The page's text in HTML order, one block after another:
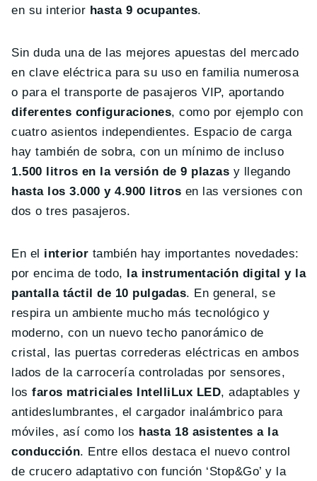
en su interior hasta 9 ocupantes.
Sin duda una de las mejores apuestas del mercado
en clave eléctrica para su uso en familia numerosa
o para el transporte de pasajeros VIP, aportando
diferentes configuraciones, como por ejemplo con
cuatro asientos independientes. Espacio de carga
hay también de sobra, con un mínimo de incluso
1.500 litros en la versión de 9 plazas y llegando
hasta los 3.000 y 4.900 litros en las versiones con
dos o tres pasajeros.
En el interior también hay importantes novedades:
por encima de todo, la instrumentación digital y la
pantalla táctil de 10 pulgadas. En general, se
respira un ambiente mucho más tecnológico y
moderno, con un nuevo techo panorámico de
cristal, las puertas correderas eléctricas en ambos
lados de la carrocería controladas por sensores,
losfaros matriciales IntelliLux LED, adaptables y
antideslumbrantes, el cargador inalámbrico para
móviles, así como los hasta 18 asistentes a la
conducción. Entre ellos destaca el nuevo control
de crucero adaptativo con función ‘Stop&Go’ y la